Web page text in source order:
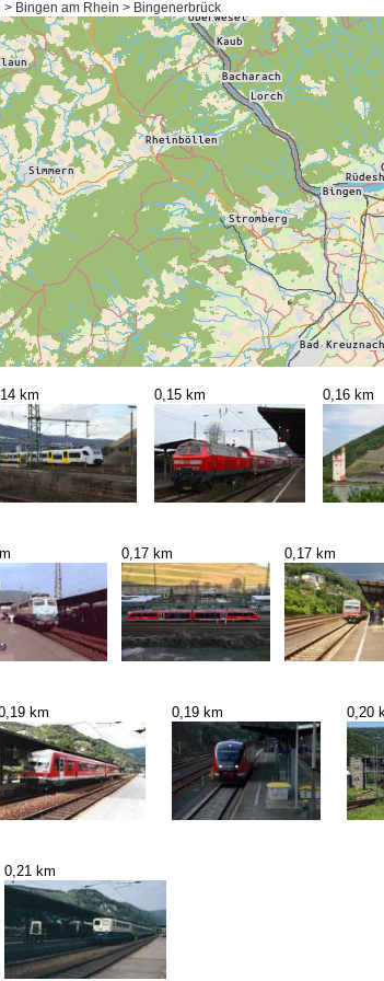
Bingen am Rhein > Bingenerbrück
km 0,15 km 0,16 km
0,17 km 0,17 km
km 0,19 km 0,20
0,21 km